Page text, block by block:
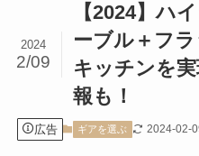
【2024】ハ
ーブル＋フ
キッチンを
報も！
2024
2/09
広告 ギアを選ぶ 2024-02-